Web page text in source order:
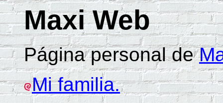
Maxi Web
Página personal de
Mi familia.